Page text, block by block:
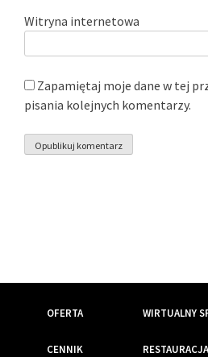
Witryna internetowa
Zapamiętaj moje dane w tej
pisania kolejnych komentarzy.
OFERTA WIRTUALNY
CENNIK RESTAURACJA